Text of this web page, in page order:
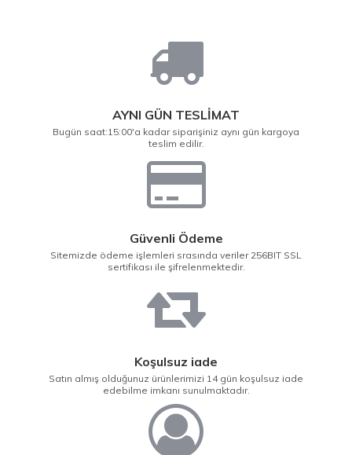
AYNI GÜN TESLİMAT
Bugün saat:15:00'a kadar siparişiniz aynı gün kargoya
teslim edilir.
Güvenli Ödeme
Sitemizde ödeme işlemleri srasında veriler 256BIT SSL
sertifikası ile şifrelenmektedir.
Koşulsuz iade
Satın almış olduğunuz ürünlerimizi 14 gün koşulsuz iade
edebilme imkanı sunulmaktadır.